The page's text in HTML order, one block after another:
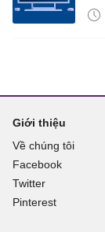
Giới thiệu
Về chúng tôi
Facebook
Twitter
Pinterest